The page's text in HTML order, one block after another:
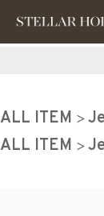
#スタッ
ALL ITEM
ALL ITEM